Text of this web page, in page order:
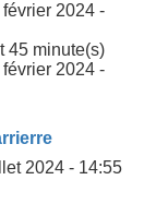
2024 -
45 minute(s)
2024 -
2024 - 14:55